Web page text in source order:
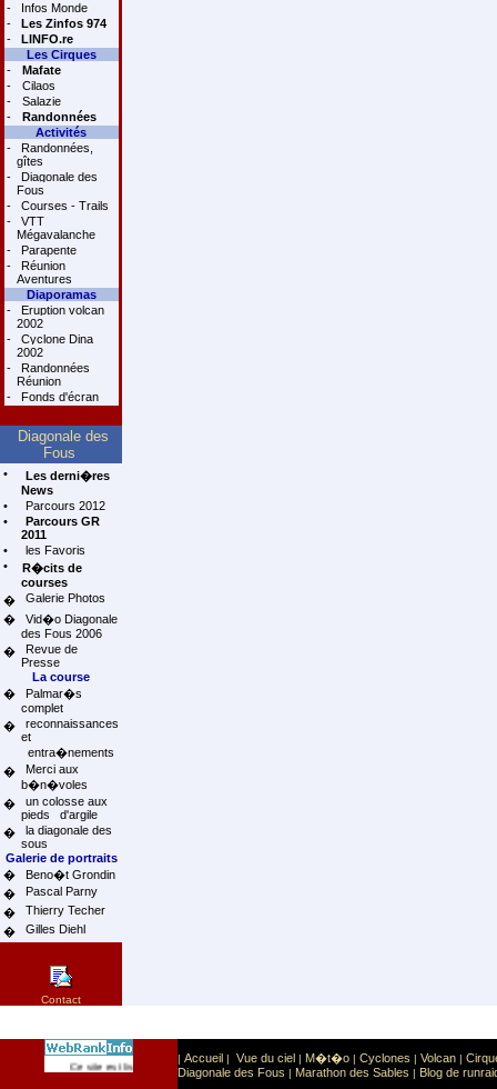
-
Infos Monde
-
Les Zinfos 974
-
LINFO.re
Les Cirques
-
Mafate
-
Cilaos
-
Salazie
-
Randonnées
Activités
-
Randonnées,
gîtes
-
Diagonale des
Fous
-
Courses - Trails
-
VTT
Mégavalanche
-
Parapente
-
Réunion
Aventures
Diaporamas
-
Eruption volcan
2002
-
Cyclone Dina
2002
-
Randonnées
Réunion
-
Fonds d'écran
Diagonale des
Fous
•
Les derni�res
News
•
Parcours 2012
•
Parcours GR
2011
•
les Favoris
•
R�cits de
courses
�
Galerie Photos
�
Vid�o Diagonale
des Fous 2006
�
Revue de
Presse
La course
�
Palmar�s
complet
�
reconnaissances
et
entra�nements
�
Merci aux
b�n�voles
�
un colosse aux
pieds d'argile
�
la diagonale des
sous
Galerie de portraits
�
Beno�t Grondin
�
Pascal Parny
�
Thierry Techer
�
Gilles Diehl
Contact
Ce site est list� dans la cat�gorie Sport: Sports extr�mes
| Accueil | Vue du ciel | M�t�o | Cyclones | Volcan |
Diagonale des Fous | Marathon des Sables | Blog de